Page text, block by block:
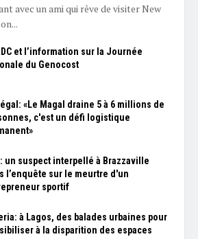
avec un ami qui rêve de visiter New
et l’information sur la Journée
du Genocost
«Le Magal draine 5 à 6 millions de
c'est un défi logistique
un suspect interpellé à Brazzaville
l’enquête sur le meurtre d'un
sportif
à Lagos, des balades urbaines pour
à la disparition des espaces